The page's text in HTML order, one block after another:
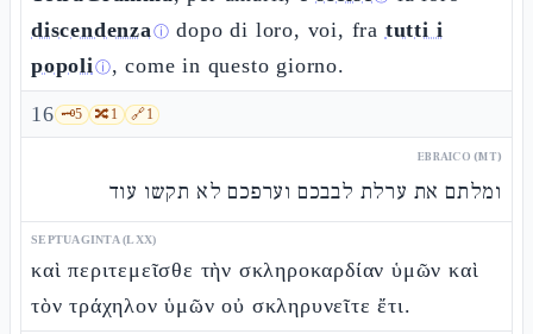
discendenzaⓘ dopo di loro, voi, fra tutti i
popoliⓘ, come in questo giorno.
16 🗝️5 🔀1 🔗1
EBRAICO (MT)
ומלתם את ערלת לבבכם וערפכם לא תקשו עוד
SEPTUAGINTA (LXX)
καὶ περιτεμεῖσθε τὴν σκληροκαρδίαν ὑμῶν καὶ
τὸν τράχηλον ὑμῶν οὐ σκληρυνεῖτε ἔτι.